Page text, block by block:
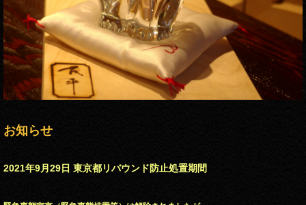
お知らせ
2021年9月29日 東京都リバウンド防止処置期間